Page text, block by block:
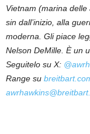
Vietnam (marina
sin dall’inizio, alla
moderna. Gli piace
Nelson DeMille. È un
Seguitelo su X:
Range su